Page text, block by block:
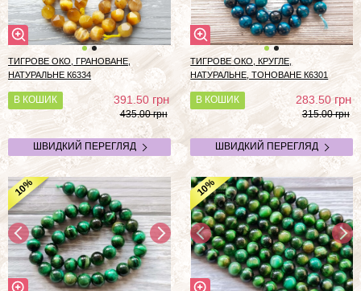
ТИГРОВЕ ОКО, ГРАНОВАНЕ,
НАТУРАЛЬНЕ К6334
В КОШИК 391.50грн
435.00 грн
ШВИДКИЙ ПЕРЕГЛЯД
ТИГРОВЕ ОКО, КРУГЛЕ,
НАТУРАЛЬНЕ, ТОНОВАНЕ К6301
В КОШИК 283.50грн
315.00 грн
ШВИДКИЙ ПЕРЕГЛЯД
10% 10%